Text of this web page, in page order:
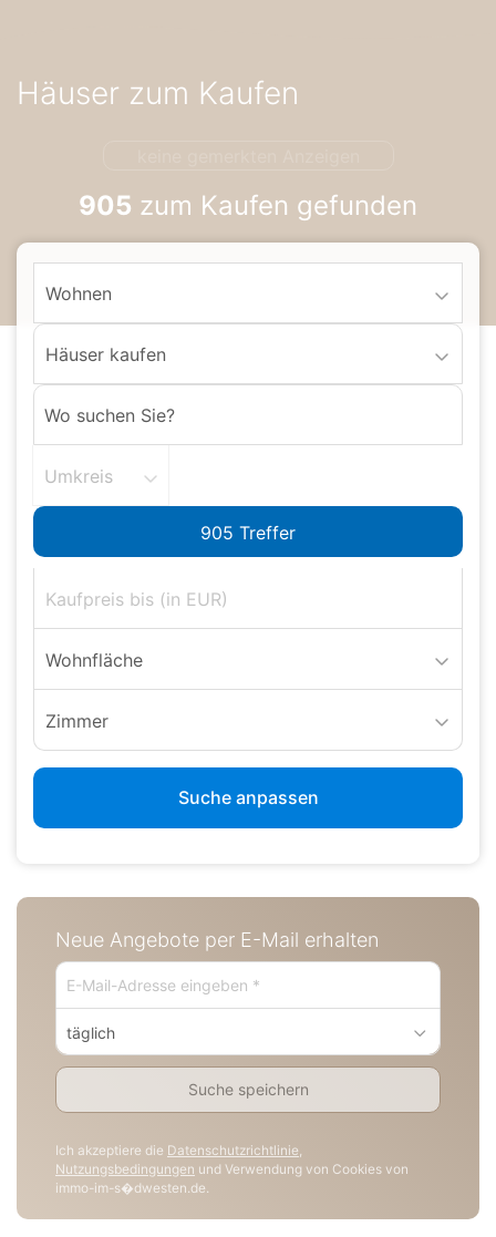
zur
Navigation
Häuser zum Kaufen
905 zum Kaufen gefunden
Wohnen
Häuser kaufen
Umkreis
Wohnfläche
Zimmer
Suche anpassen
Neue Angebote per E-Mail erhalten
täglich
Suche speichern
Ich akzeptiere die Datenschutzrichtlinie,
Nutzungsbedingungen und Verwendung von Cookies von
immo-im-s�dwesten.de.